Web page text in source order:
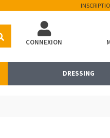
CONNEXION
DRESSING